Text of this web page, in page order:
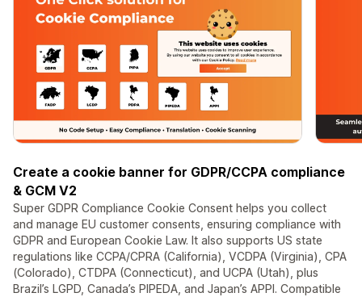
Create a cookie banner for GDPR/CCPA compliance
& GCM V2
Super GDPR Compliance Cookie Consent helps you collect
and manage EU customer consents, ensuring compliance with
GDPR and European Cookie Law. It also supports US state
regulations like CCPA/CPRA (California), VCDPA (Virginia), CPA
(Colorado), CTDPA (Connecticut), and UCPA (Utah), plus
Brazil’s LGPD, Canada’s PIPEDA, and Japan’s APPI. Compatible